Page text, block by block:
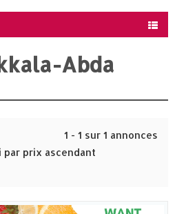
Abda
1 - 1 sur 1 annonces
par prix ascendant